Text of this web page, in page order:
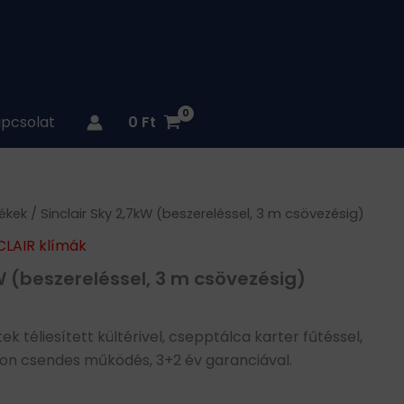
0 Ft
/ Sinclair Sky 2,7kW (beszereléssel, 3 m csövezésig)
klímák
(beszereléssel, 3 m csövezésig)
téliesített kültérivel, csepptálca karter fűtéssel,
csendes működés, 3+2 év garanciával.